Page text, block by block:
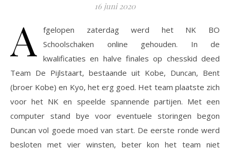
16 juni 2020
A
fgelopen zaterdag werd het NK BO
Schoolschaken online gehouden. In de
kwalificaties en halve finales op chesskid deed
Team De Pijlstaart, bestaande uit Kobe, Duncan, Bent
(broer Kobe) en Kyo, het erg goed. Het team plaatste zich
voor het NK en speelde spannende partijen. Met een
computer stand bye voor eventuele storingen begon
Duncan vol goede moed van start. De eerste ronde werd
besloten met vier winsten, beter kon het team niet